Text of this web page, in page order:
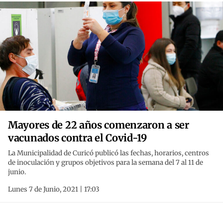
Mayores de 22 años comenzaron a ser
vacunados contra el Covid-19
La Municipalidad de Curicó publicó las fechas, horarios, centros
de inoculación y grupos objetivos para la semana del 7 al 11 de
junio.
Lunes 7 de Junio, 2021 | 17:03